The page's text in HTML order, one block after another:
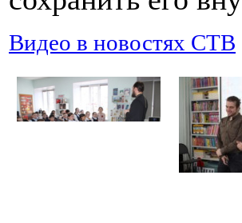
Видео в новостях СТВ